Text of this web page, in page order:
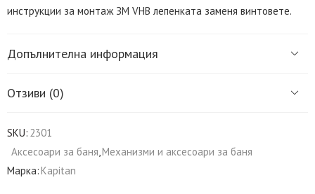
инструкции за монтаж ЗM VHB лепенката заменя винтовете.
Допълнителна информация
Отзиви (0)
SKU: 2301
Аксесоари за баня,Механизми и аксесоари за баня
Марка:Kapitan